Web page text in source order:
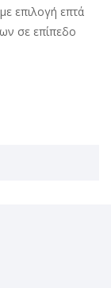
επιλογή επτά
σε επίπεδο